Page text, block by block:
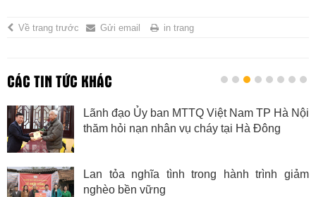
Về trang trước Gửi email in trang
CÁC TIN TỨC KHÁC
Lãnh đạo Ủy ban MTTQ Việt Nam TP Hà Nội
thăm hỏi nạn nhân vụ cháy tại Hà Đông
Lan tỏa nghĩa tình trong hành trình giảm
nghèo bền vững